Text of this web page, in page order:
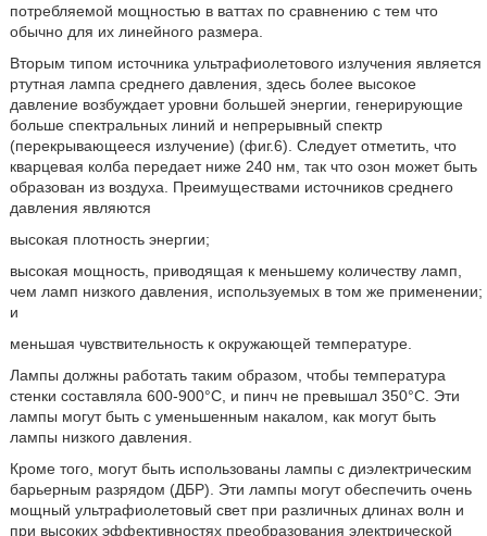
потребляемой мощностью в ваттах по сравнению с тем что
обычно для их линейного размера.
Вторым типом источника ультрафиолетового излучения является
ртутная лампа среднего давления, здесь более высокое
давление возбуждает уровни большей энергии, генерирующие
больше спектральных линий и непрерывный спектр
(перекрывающееся излучение) (фиг.6). Следует отметить, что
кварцевая колба передает ниже 240 нм, так что озон может быть
образован из воздуха. Преимуществами источников среднего
давления являются
высокая плотность энергии;
высокая мощность, приводящая к меньшему количеству ламп,
чем ламп низкого давления, используемых в том же применении;
и
меньшая чувствительность к окружающей температуре.
Лампы должны работать таким образом, чтобы температура
стенки составляла 600-900°С, и пинч не превышал 350°C. Эти
лампы могут быть с уменьшенным накалом, как могут быть
лампы низкого давления.
Кроме того, могут быть использованы лампы с диэлектрическим
барьерным разрядом (ДБР). Эти лампы могут обеспечить очень
мощный ультрафиолетовый свет при различных длинах волн и
при высоких эффективностях преобразования электрической